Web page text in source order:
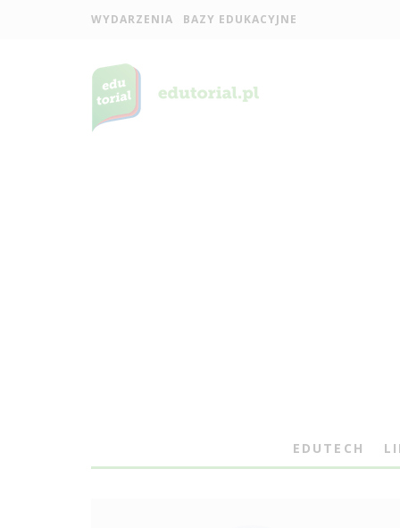
WYDARZENIA BAZY EDUKACYJNE
EDUTECH